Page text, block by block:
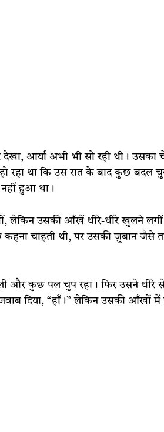
आर्या अभी भी सो रही थी। उसका
रहा था कि उस रात के बाद कुछ बदल
हुआ था।
लेकिन उसकी आँखें धीरे-धीरे खुलने
कहना चाहती थी, पर उसकी ज़ुबान
और कुछ पल चुप रहा। फिर उसने धीरे
दिया, “हाँ।” लेकिन उसकी आँखों में